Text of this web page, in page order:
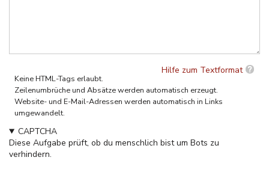
Hilfe zum Textformat
Keine HTML-Tags erlaubt.
Zeilenumbrüche und Absätze werden automatisch erzeugt.
Website- und E-Mail-Adressen werden automatisch in Links
umgewandelt.
CAPTCHA
Diese Aufgabe prüft, ob du menschlich bist um Bots zu
verhindern.